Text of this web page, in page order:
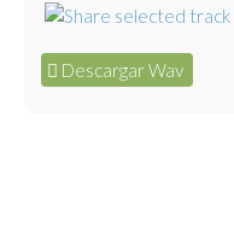
Descargar Wav